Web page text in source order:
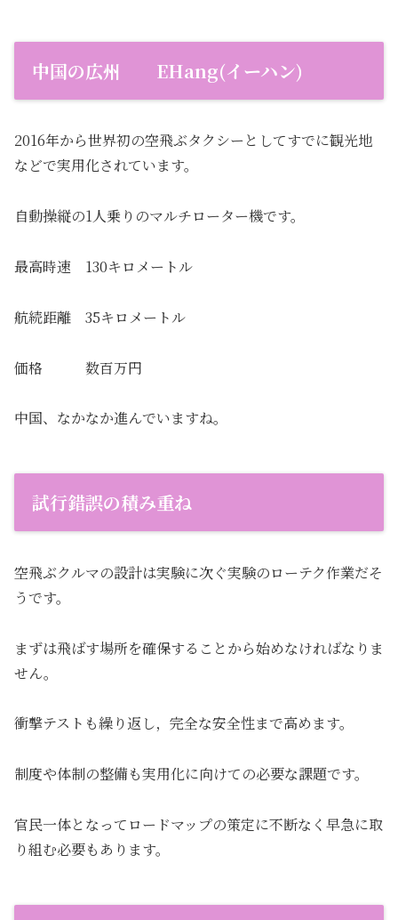
中国の広州 EHang(イーハン)
2016年から世界初の空飛ぶタクシーとしてすでに観光地
などで実用化されています。
自動操縦の1人乗りのマルチローター機です。
最高時速 130キロメートル
航続距離 35キロメートル
価格 数百万円
中国、なかなか進んでいますね。
試行錯誤の積み重ね
空飛ぶクルマの設計は実験に次ぐ実験のローテク作業だそ
うです。
まずは飛ばす場所を確保することから始めなければなりま
せん。
衝撃テストも繰り返し，完全な安全性まで高めます。
制度や体制の整備も実用化に向けての必要な課題です。
官民一体となってロードマップの策定に不断なく早急に取
り組む必要もあります。